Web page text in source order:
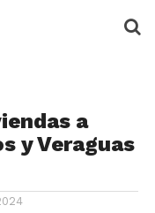
a
y Veraguas